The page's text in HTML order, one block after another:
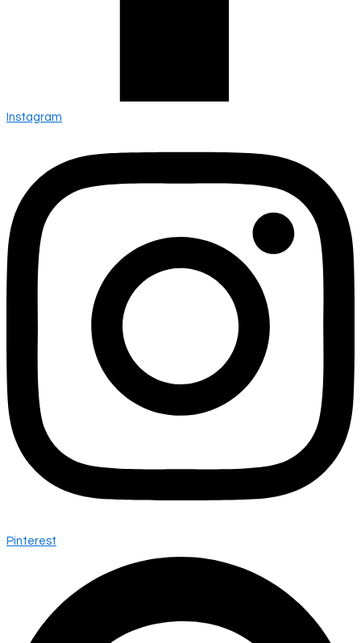
Instagram
Pinterest